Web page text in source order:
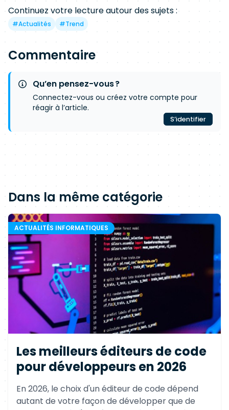
Continuez votre lecture autour des sujets :
#Actualités #Trend
Commentaire
Qu’en pensez-vous ?
Connectez-vous ou créez votre compte pour
réagir à l’article.
S’identifier
Dans la même catégorie
ACTUALITÉS INFORMATIQUES
Les meilleurs éditeurs de code
pour développeurs en 2026
En 2026, le choix d'un éditeur de code dépend
autant de votre façon de développer que de